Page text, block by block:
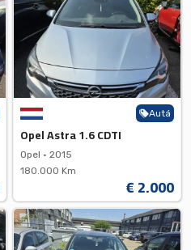
Autá
Opel Astra 1.6 CDTI
Opel • 2015
180.000 Km
€ 2.000